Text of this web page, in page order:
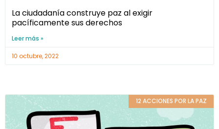
La ciudadanía construye paz al exigir
pacíficamente sus derechos
Leer más »
10 octubre, 2022
12 ACCIONES POR LA PAZ